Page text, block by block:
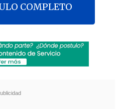
que se
de la empresa y
concurso "Encaja
Arte Joven.
COMPLETO